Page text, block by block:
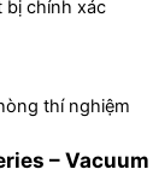
bị chính xác
thí nghiệm
–